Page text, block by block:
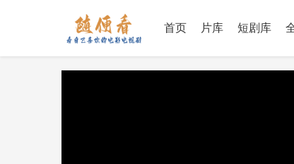
首页 片库 短剧库